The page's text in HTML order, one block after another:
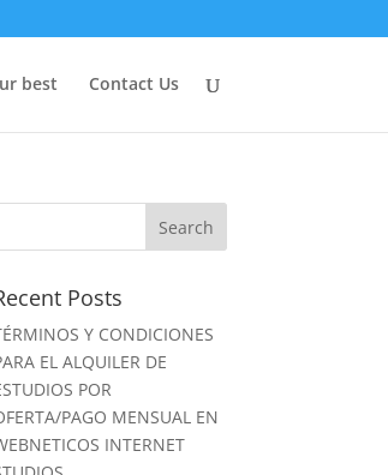
best Contact Us
Posts
Y CONDICIONES
EL ALQUILER DE
POR
PAGO MENSUAL EN
INTERNET